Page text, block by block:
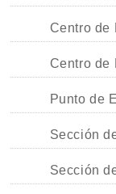
Centro de
Centro de
Punto de
Sección
Sección